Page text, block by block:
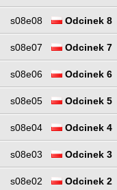
s08e08 Odcinek 8
s08e07 Odcinek 7
s08e06 Odcinek 6
s08e05 Odcinek 5
s08e04 Odcinek 4
s08e03 Odcinek 3
s08e02 Odcinek 2